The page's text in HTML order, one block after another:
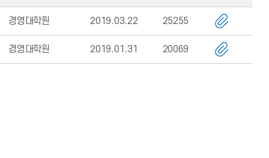
경영대학원 2019.03.22 25255
경영대학원 2019.01.31 20069